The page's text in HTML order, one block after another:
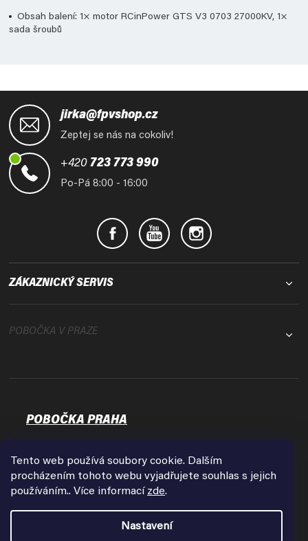
Tento web používá soubory cookie. Dalším
procházením tohoto webu vyjadřujete souhlas s jejich
používáním.. Více informací zde.
Nastavení
Obsah balení: 1× motor RCinPower GTS V3 0703 27000KV, 1×
sada šroubů
jirka@fpvshop.cz
Zeptej se nás na cokoliv!
+420 723 773 990
Po-Pá 8:00 - 16:00
ZÁKAZNICKÝ SERVIS
POBOČKA V PRAZE
POBOČKA PRAHA
17000 Praha - Holešovice
Zobrazit na mapě